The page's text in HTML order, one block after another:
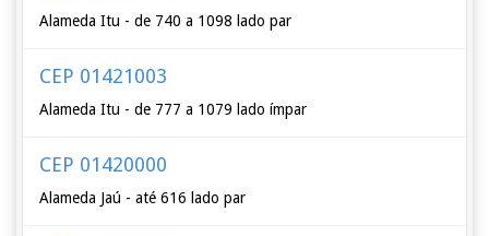
Alameda Itu - de 740 a 1098 lado par
CEP 01421003
Alameda Itu - de 777 a 1079 lado ímpar
CEP 01420000
Alameda Jaú - até 616 lado par